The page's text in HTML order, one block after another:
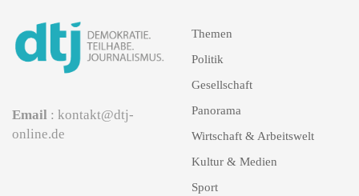
Email : kontakt@dtj-
online.de
Themen
Politik
Gesellschaft
Panorama
Wirtschaft & Arbeitswelt
Kultur & Medien
Sport